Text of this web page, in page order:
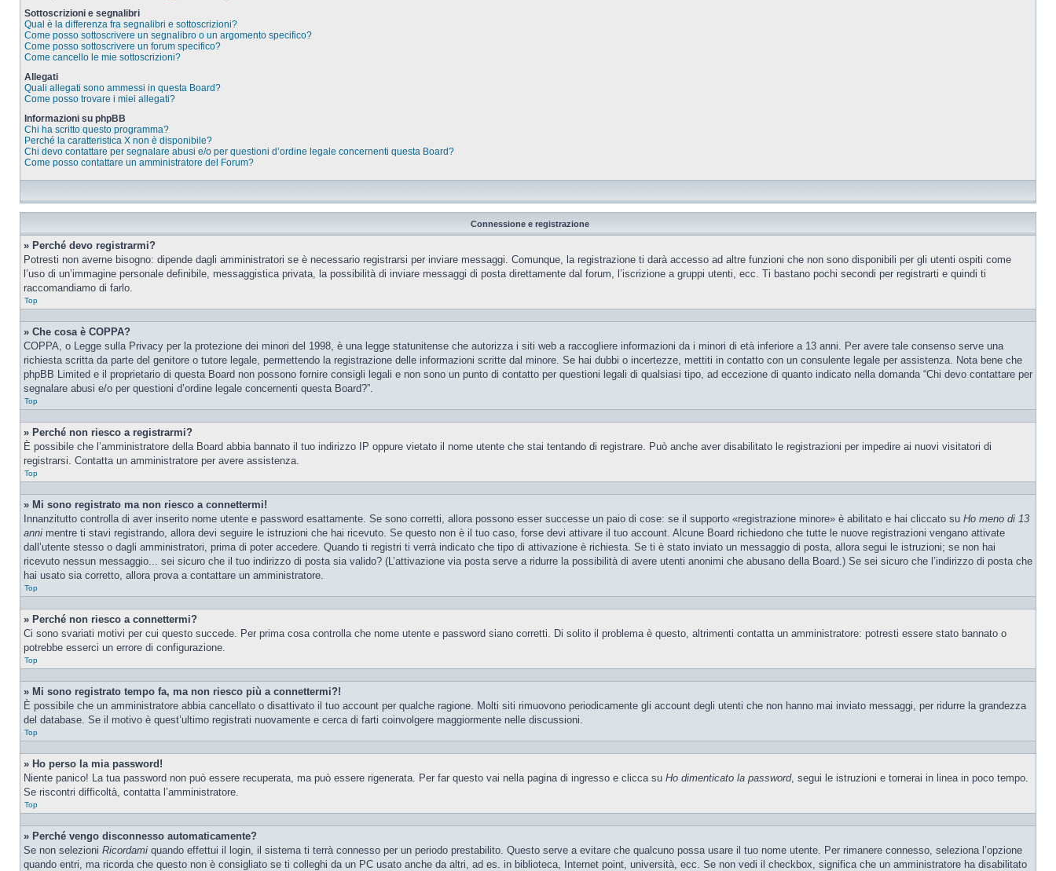
Sottoscrizioni e segnalibri
Qual è la differenza fra segnalibri e sottoscrizioni?
Come posso sottoscrivere un segnalibro o un argomento specifico?
Come posso sottoscrivere un forum specifico?
Come cancello le mie sottoscrizioni?
Allegati
Quali allegati sono ammessi in questa Board?
Come posso trovare i miei allegati?
Informazioni su phpBB
Chi ha scritto questo programma?
Perché la caratteristica X non è disponibile?
Chi devo contattare per segnalare abusi e/o per questioni d’ordine legale concernenti questa Board?
Come posso contattare un amministratore del Forum?
Connessione e registrazione
» Perché devo registrarmi?
Potresti non averne bisogno: dipende dagli amministratori se è necessario registrarsi per inviare messaggi. Comunque, la registrazione ti darà accesso ad altre funzioni che non sono disponibili per gli utenti ospiti come
l’uso di un’immagine personale definibile, messaggistica privata, la possibilità di inviare messaggi di posta direttamente dal forum, l’iscrizione a gruppi utenti, ecc. Ti bastano pochi secondi per registrarti e quindi ti
raccomandiamo di farlo.
Top
» Che cosa è COPPA?
COPPA, o Legge sulla Privacy per la protezione dei minori del 1998, è una legge statunitense che autorizza i siti web a raccogliere informazioni da i minori di età inferiore a 13 anni. Per avere tale consenso serve una
richiesta scritta da parte del genitore o tutore legale, permettendo la registrazione delle informazioni scritte dal minore. Se hai dubbi o incertezze, mettiti in contatto con un consulente legale per assistenza. Nota bene che
phpBB Limited e il proprietario di questa Board non possono fornire consigli legali e non sono un punto di contatto per questioni legali di qualsiasi tipo, ad eccezione di quanto indicato nella domanda “Chi devo contattare per
segnalare abusi e/o per questioni d’ordine legale concernenti questa Board?”.
Top
» Perché non riesco a registrarmi?
È possibile che l’amministratore della Board abbia bannato il tuo indirizzo IP oppure vietato il nome utente che stai tentando di registrare. Può anche aver disabilitato le registrazioni per impedire ai nuovi visitatori di
registrarsi. Contatta un amministratore per avere assistenza.
Top
» Mi sono registrato ma non riesco a connettermi!
Innanzitutto controlla di aver inserito nome utente e password esattamente. Se sono corretti, allora possono esser successe un paio di cose: se il supporto «registrazione minore» è abilitato e hai cliccato su Ho meno di 13
anni mentre ti stavi registrando, allora devi seguire le istruzioni che hai ricevuto. Se questo non è il tuo caso, forse devi attivare il tuo account. Alcune Board richiedono che tutte le nuove registrazioni vengano attivate
dall’utente stesso o dagli amministratori, prima di poter accedere. Quando ti registri ti verrà indicato che tipo di attivazione è richiesta. Se ti è stato inviato un messaggio di posta, allora segui le istruzioni; se non hai
ricevuto nessun messaggio... sei sicuro che il tuo indirizzo di posta sia valido? (L’attivazione via posta serve a ridurre la possibilità di avere utenti anonimi che abusano della Board.) Se sei sicuro che l’indirizzo di posta che
hai usato sia corretto, allora prova a contattare un amministratore.
Top
» Perché non riesco a connettermi?
Ci sono svariati motivi per cui questo succede. Per prima cosa controlla che nome utente e password siano corretti. Di solito il problema è questo, altrimenti contatta un amministratore: potresti essere stato bannato o
potrebbe esserci un errore di configurazione.
Top
» Mi sono registrato tempo fa, ma non riesco più a connettermi?!
È possibile che un amministratore abbia cancellato o disattivato il tuo account per qualche ragione. Molti siti rimuovono periodicamente gli account degli utenti che non hanno mai inviato messaggi, per ridurre la grandezza
del database. Se il motivo è quest’ultimo registrati nuovamente e cerca di farti coinvolgere maggiormente nelle discussioni.
Top
» Ho perso la mia password!
Niente panico! La tua password non può essere recuperata, ma può essere rigenerata. Per far questo vai nella pagina di ingresso e clicca su Ho dimenticato la password, segui le istruzioni e tornerai in linea in poco tempo.
Se riscontri difficoltà, contatta l’amministratore.
Top
» Perché vengo disconnesso automaticamente?
Se non selezioni Ricordami quando effettui il login, il sistema ti terrà connesso per un periodo prestabilito. Questo serve a evitare che qualcuno possa usare il tuo nome utente. Per rimanere connesso, seleziona l’opzione
quando entri, ma ricorda che questo non è consigliato se ti colleghi da un PC usato anche da altri, ad es. in biblioteca, Internet point, università, ecc. Se non vedi il checkbox, significa che un amministratore ha disabilitato